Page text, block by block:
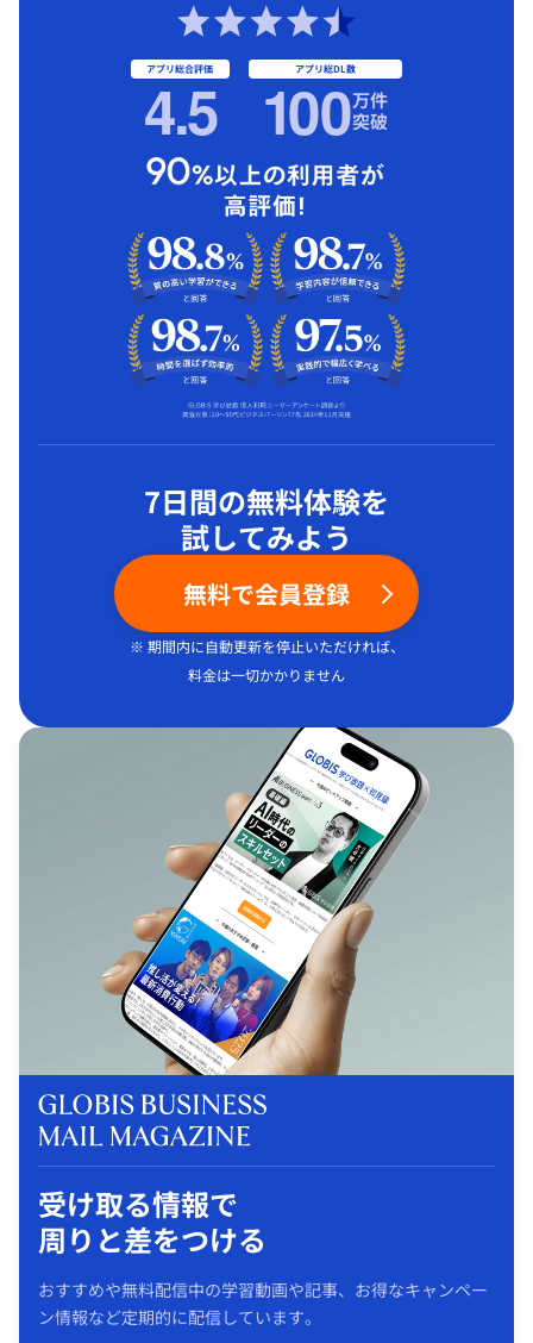
アプリ総合評価
4.5 アプリ総DL数
100万件
突破
7日間の無料体験を
試してみよう
無料で会員登録
※ 期間内に自動更新を停止いただければ、
料金は一切かかりません
受け取る情報で
周りと差をつける
おすすめや無料配信中の学習動画や記事、お得なキャンペー
ン情報など定期的に配信しています。